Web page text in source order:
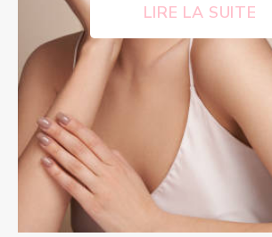
LIRE LA SUITE